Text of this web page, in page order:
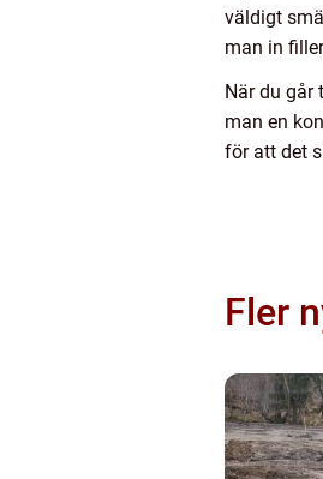
väldigt
man in
När du går
man en
för att det
Fler